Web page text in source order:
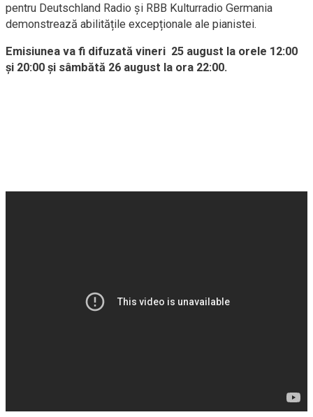
pentru Deutschland Radio și RBB Kulturradio Germania
demonstrează abilitățile excepționale ale pianistei.
Emisiunea va fi difuzată vineri 25 august la orele 12:00
și 20:00 și sâmbătă 26 august la ora 22:00.